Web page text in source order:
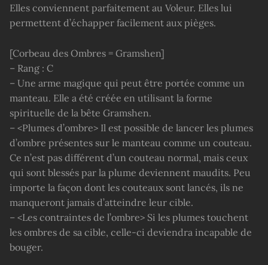
Elles conviennent parfaitement au Voleur. Elles lui
permettent d’échapper facilement aux pièges.
[Corbeau des Ombres = Gramshen]
– Rang : C
– Une arme magique qui peut être portée comme un
manteau. Elle a été créée en utilisant la forme
spirituelle de la bête Gramshen.
– <Plumes d’ombre> Il est possible de lancer les plumes
d’ombre présentes sur le manteau comme un couteau.
Ce n’est pas différent d’un couteau normal, mais ceux
qui sont blessés par la plume deviennent maudits. Peu
importe la façon dont les couteaux sont lancés, ils ne
manqueront jamais d’atteindre leur cible.
– <Les contraintes de l’ombre> Si les plumes touchent
les ombres de sa cible, celle-ci deviendra incapable de
bouger.